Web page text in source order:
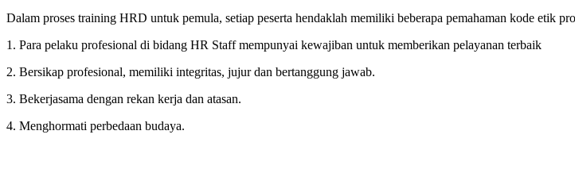
Dalam proses training HRD untuk pemula, setiap peserta hendaklah memiliki beberapa pemahaman kode etik
1. Para pelaku profesional di bidang HR Staff mempunyai kewajiban untuk memberikan pelayanan terbaik
2. Bersikap profesional, memiliki integritas, jujur dan bertanggung jawab.
3. Bekerjasama dengan rekan kerja dan atasan.
4. Menghormati perbedaan budaya.